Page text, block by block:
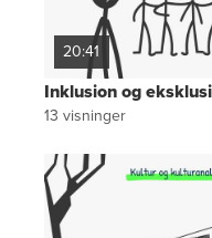
20:41
Inklusion og
13 visninger